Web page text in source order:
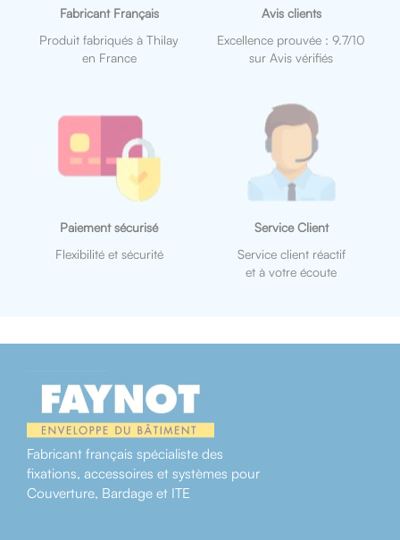
Fabricant Français
Produit fabriqués à Thilay
en France
Avis clients
Excellence prouvée : 9.7/10
sur Avis vérifiés
Paiement sécurisé
Flexibilité et sécurité
Service Client
Service client réactif
et à votre écoute
Fabricant français spécialiste des
fixations, accessoires et systèmes pour
Couverture, Bardage et ITE